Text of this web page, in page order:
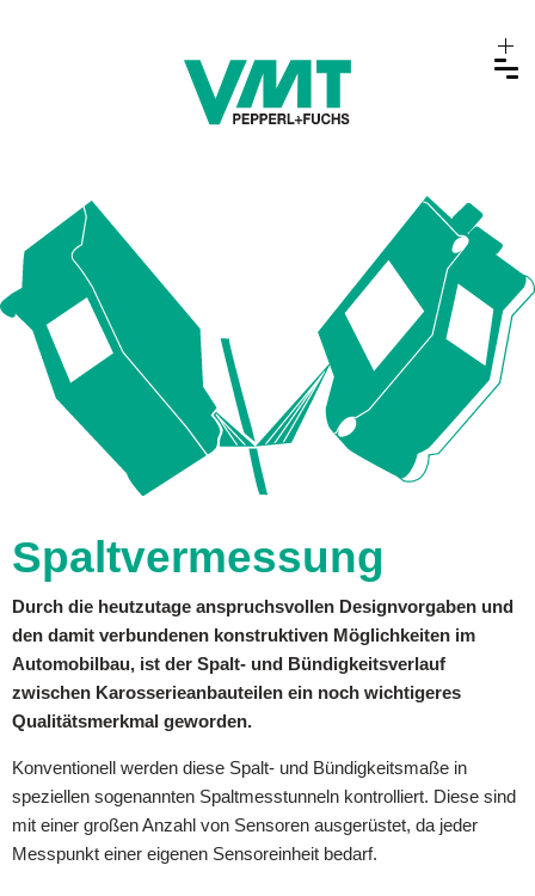
Spaltvermessung
Durch die heutzutage anspruchsvollen Designvorgaben und
den damit verbundenen konstruktiven Möglichkeiten im
Automobilbau, ist der Spalt- und Bündigkeitsverlauf
zwischen Karosserieanbauteilen ein noch wichtigeres
Qualitätsmerkmal geworden.
Konventionell werden diese Spalt- und Bündigkeitsmaße in
speziellen sogenannten Spaltmesstunneln kontrolliert. Diese sind
mit einer großen Anzahl von Sensoren ausgerüstet, da jeder
Messpunkt einer eigenen Sensoreinheit bedarf.